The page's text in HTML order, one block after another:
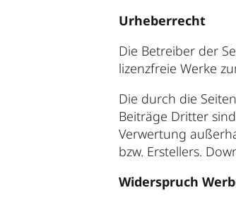
Urheberrecht
Die Betreiber der
lizenzfreie Werke
Die durch die
Beiträge Dritter
Verwertung
bzw. Erstellers.
Widerspruch